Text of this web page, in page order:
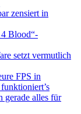
zensiert in
Blood“-
setzt vermutlich
FPS in
gerade alles für